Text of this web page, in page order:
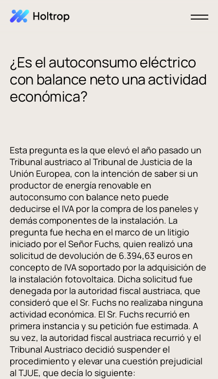
¿Es el autoconsumo eléctrico
con balance neto una actividad
económica?
Esta pregunta es la que elevó el año pasado un
Tribunal austriaco al Tribunal de Justicia de la
Unión Europea, con la intención de saber si un
productor de energía renovable en
autoconsumo con balance neto puede
deducirse el IVA por la compra de los paneles y
demás componentes de la instalación. La
pregunta fue hecha en el marco de un litigio
iniciado por el Señor Fuchs, quien realizó una
solicitud de devolución de 6.394,63 euros en
concepto de IVA soportado por la adquisición de
la instalación fotovoltaica. Dicha solicitud fue
denegada por la autoridad fiscal austriaca, que
consideró que el Sr. Fuchs no realizaba ninguna
actividad económica. El Sr. Fuchs recurrió en
primera instancia y su petición fue estimada. A
su vez, la autoridad fiscal austriaca recurrió y el
Tribunal Austriaco decidió suspender el
procedimiento y elevar una cuestión prejudicial
al TJUE, que decía lo siguiente: